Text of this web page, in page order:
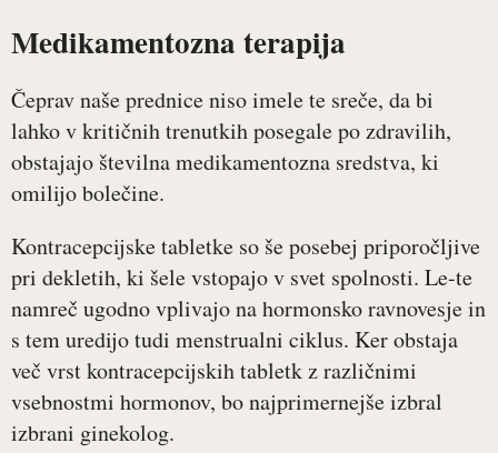
Medikamentozna terapija
Čeprav naše prednice niso imele te sreče, da bi
lahko v kritičnih trenutkih posegale po zdravilih,
obstajajo številna medikamentozna sredstva, ki
omilijo bolečine.
Kontracepcijske tabletke so še posebej priporočljive
pri dekletih, ki šele vstopajo v svet spolnosti. Le-te
namreč ugodno vplivajo na hormonsko ravnovesje in
s tem uredijo tudi menstrualni ciklus. Ker obstaja
več vrst kontracepcijskih tabletk z različnimi
vsebnostmi hormonov, bo najprimernejše izbral
izbrani ginekolog.